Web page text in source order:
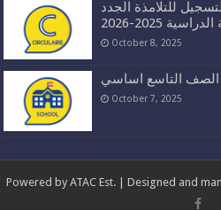
للتلامذة الجدد
2025-2026
October 8, 2025
الصف التاسع اساسي
October 7, 2025
Powered by ATAC Est. | Designed and